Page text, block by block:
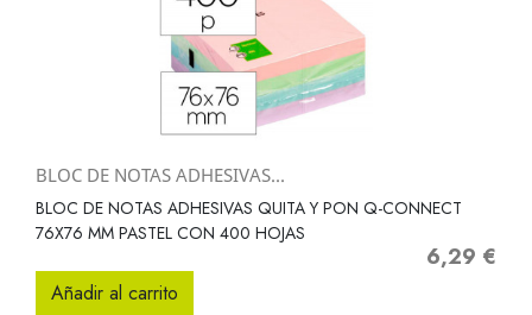
BLOC DE NOTAS ADHESIVAS...
BLOC DE NOTAS ADHESIVAS QUITA Y PON Q-CONNECT
76X76 MM PASTEL CON 400 HOJAS
Precio
6,29 €
Añadir al carrito